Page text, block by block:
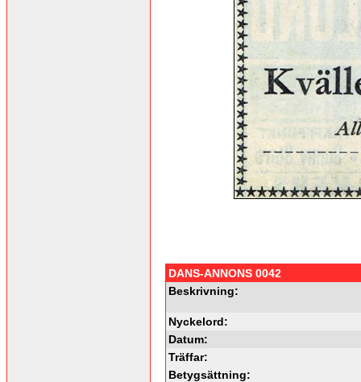
DANS-ANNONS 0042
Beskrivning:
Nyckelord:
Datum:
Träffar:
Betygsättning: